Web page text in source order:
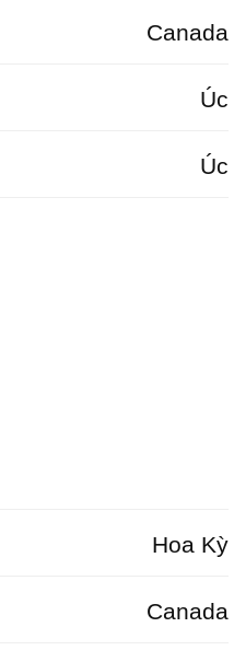
Canada
Úc
Úc
Hoa Kỳ
Canada